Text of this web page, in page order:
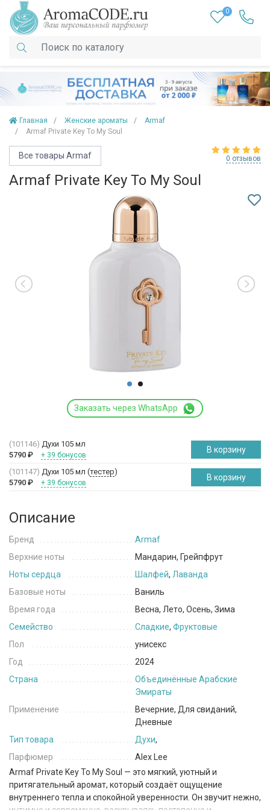
0
Главная Женские ароматы
Armaf
Armaf Private Key To My Soul
Все товары Armaf 0 отзывов
Armaf Private Key To My Soul
Заказать через WhatsApp
(101146) Духи 105 мл
5790 ₽ + 39 бонусов
В корзину
(101147) Духи 105 мл (тестер)
5790 ₽ + 39 бонусов
В корзину
Описание
Бренд
Armaf
Верхние ноты
Мандарин, Грейпфрут
Ноты сердца
Шалфей, Лаванда
Базовые ноты
Ваниль
Время года
Весна, Лето, Осень, Зима
Семейство
Сладкие, Фруктовые
Пол
унисекс
Год
2024
Страна
Объединённые Арабские
Эмираты
Применение
Вечерние, Для свиданий,
Дневные
Тип товара
Духи,
Парфюмер
Alex Lee
Armaf Private Key To My Soul — это мягкий, уютный и
притягательный аромат, который создаёт ощущение
внутреннего тепла и спокойной уверенности. Он звучит нежно,